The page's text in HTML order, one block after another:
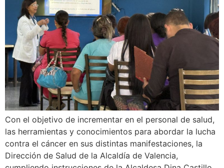
Con el objetivo de incrementar en el personal de salud,
las herramientas y conocimientos para abordar la lucha
contra el cáncer en sus distintas manifestaciones, la
Dirección de Salud de la Alcaldía de Valencia,